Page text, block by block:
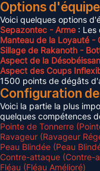
Options
Voici quelques options
Sepazontec - Arme : Les
Manteau de la Loyauté -
Sillage de Rakanoth -
Aspect de la
Aspect des Coups
1500 points de dégâts
Configuration
Voici la partie la plus
quelques compétences
Pointe de Tonnerre
Ravageur (Ravageur
Peau Blindée (Peau
Contre-attaque (Contre-
Fléau (Fléau Amélioré)